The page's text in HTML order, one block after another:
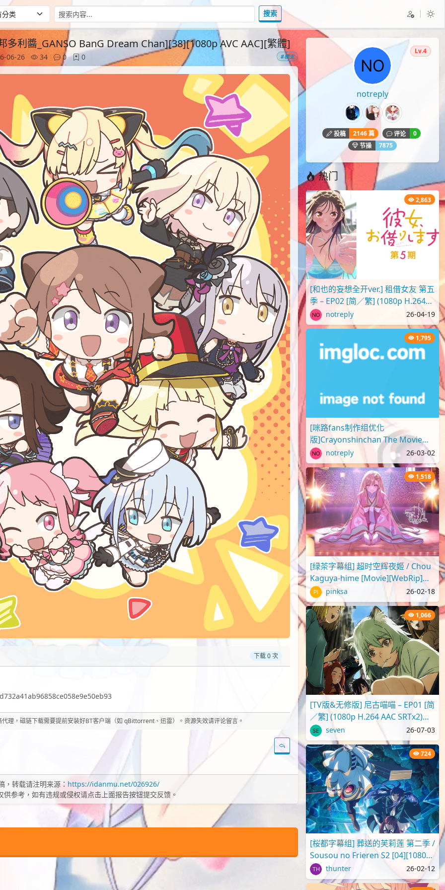
搜索
多利醬_GANSO BanG Dream Chan][38][1080p AVC AAC][繁體]
06-26 34 0 0 #楼主
下载 0 次
理，磁链下载需要提前安装好BT客户端（如 qBittorrent、迅雷）。资源失效请评论留言。
，转载请注明来源： https://idanmu.net/026926/
参考，如有违规或侵权请点击上面报告按钮提交反馈。
notreply
Lv.4
投稿 2146 篇 评论
0
节操
7875
热门
2,863
[和也的妄想全开ver.] 租借女友 第五
季 – EP02 [简／繁] (1080p H.264
AAC SRTx2) {出租女友 | 彼..
notreply 26-04-19
1,795
[咪路fans制作组优化
版]Crayonshinchan The Movie
2025 蜡笔小新剧场版2025 超华
丽！灼热的春日部舞者们[..
notreply 26-03-02
1,518
[绿茶字幕组] 超时空辉夜姬 / Chou
Kaguya-hime [Movie][WebRip]
[1080p][简繁日内封]
pinksa 26-02-18
1,066
[TV版&无修版] 尼古喵喵 – EP01 [简
／繁] (1080p H.264 AAC SRTx2)
{Yani Neko | ヤニねこ | C..
seven 26-07-03
724
[桜都字幕组] 葬送的芙莉莲 第二季 /
Sousou no Frieren S2 [04][1080p]
[繁体内嵌]
thunter 26-02-12